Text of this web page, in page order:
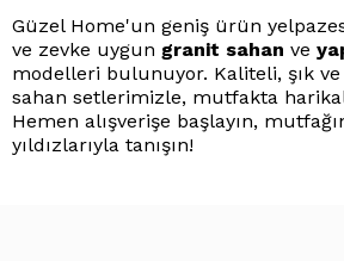
Güzel Home'un geniş ürün
ve zevke uygun granit sahan ve
modelleri bulunuyor. Kaliteli, şık
sahan setlerimizle, mutfakta
Hemen alışverişe başlayın,
yıldızlarıyla tanışın!